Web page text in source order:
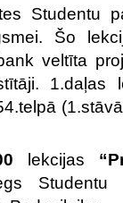
Studentu
Šo
veltīta
lekcijas
Studentu